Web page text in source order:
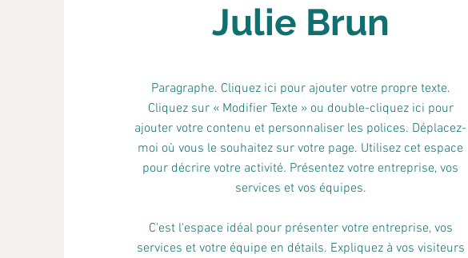
Julie Brun
Paragraphe. Cliquez ici pour ajouter votre propre texte.
Cliquez sur « Modifier Texte » ou double-cliquez ici pour
ajouter votre contenu et personnaliser les polices. Déplacez-
moi où vous le souhaitez sur votre page. Utilisez cet espace
pour décrire votre activité. Présentez votre entreprise, vos
services et vos équipes.
C'est l'espace idéal pour présenter votre entreprise, vos
services et votre équipe en détails. Expliquez à vos visiteurs